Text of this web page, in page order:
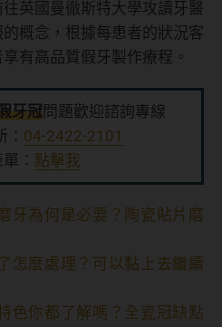
英國曼徹斯特大學攻讀牙醫
概念，根據每患者的狀況客
有高品質假牙製作療程。
牙冠問題歡迎諮詢專線
04-2422-2101
： 點擊我
牙為何是必要？陶瓷貼片磨
怎麼處理？可以黏上去繼續
色你都了解嗎？全瓷冠缺點